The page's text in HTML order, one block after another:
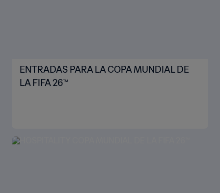
ENTRADAS PARA LA COPA MUNDIAL DE
LA FIFA 26™